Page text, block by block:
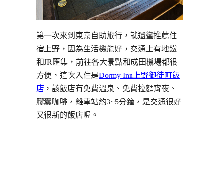
第一次來到東京自助旅行，就還蠻推薦住
宿上野，因為生活機能好，交通上有地鐵
和JR匯集，前往各大景點和成田機場都很
方便，這次入住是Dormy Inn上野御徒町飯
店 ，該飯店有免費溫泉、免費拉麵宵夜、
膠囊咖啡，離車站約3~5分鐘，是交通很好
又很新的飯店喔。